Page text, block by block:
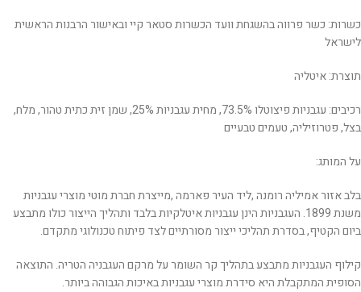
כשרות: כשר פרווה בהשגחת וועד הכשרות סטאר קיי ובאישור הרבנות הראשית
לישראל
תוצרת: איטליה
רכיבים: עגבניות פיצוטלו 73.5%, מחית עגבניות 25%, שמן זית כתית טהור, מלח,
בצל, פטרוזיליה, טעמים טבעיים
על המותג:
‬ביום‭ ‬הקטיף, ‬בסדרת‭ ‬תהליכי‭ ‬ייצור‭ ‬מסורתיים‭ ‬לצד‭ ‬פיתוח‭ ‬טכנולוגי‭ ‬מתקדם.
‬הסופית‭ ‬המתקבלת‭ ‬היא‭ ‬סידרת‭ ‬‬מוצרי‭ ‬עגבניות‭ ‬באיכות הגבוהה ביותר.